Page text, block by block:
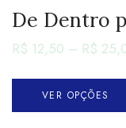
De Dentro
R$ 12,50 – R$
VER OPÇÕES